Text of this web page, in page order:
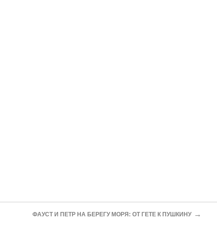
ФАУСТ И ПЕТР НА БЕРЕГУ МОРЯ: ОТ ГЕТЕ К ПУШКИНУ →